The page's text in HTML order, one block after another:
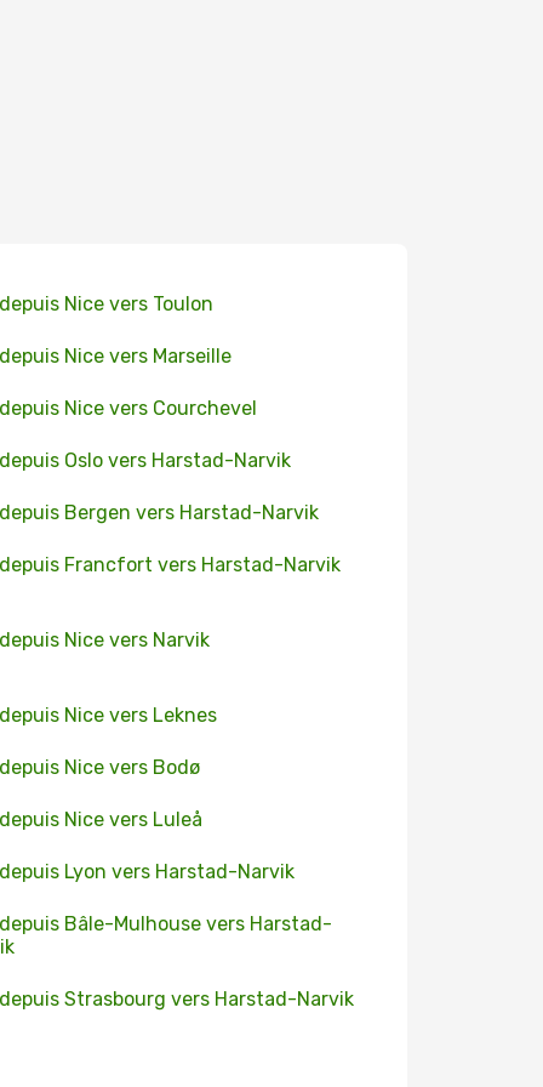
Nice vers Toulon
Nice vers Marseille
Nice vers Courchevel
Oslo vers Harstad-Narvik
Bergen vers Harstad-Narvik
Francfort vers Harstad-Narvik
Nice vers Narvik
Nice vers Leknes
Nice vers Bodø
Nice vers Luleå
Lyon vers Harstad-Narvik
Bâle-Mulhouse vers Harstad-
Strasbourg vers Harstad-Narvik